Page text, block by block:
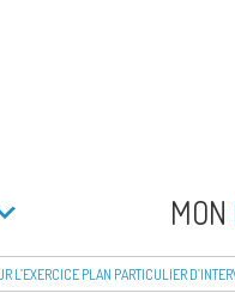
LA MON
L’EXERCICE PLAN PARTICULIER